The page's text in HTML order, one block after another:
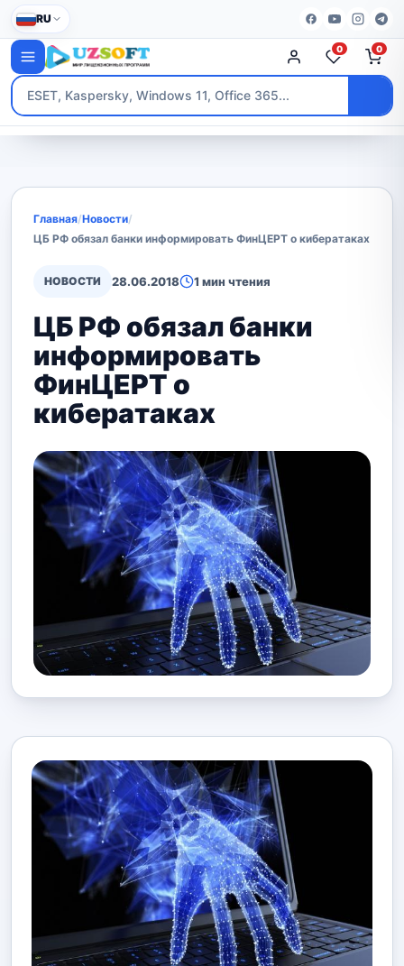
RU
0 0
Главная/Новости/
ЦБ РФ обязал банки информировать ФинЦЕРТ о кибератаках
НОВОСТИ 28.06.2018 1 мин чтения
ЦБ РФ обязал банки
информировать
ФинЦЕРТ о
кибератаках